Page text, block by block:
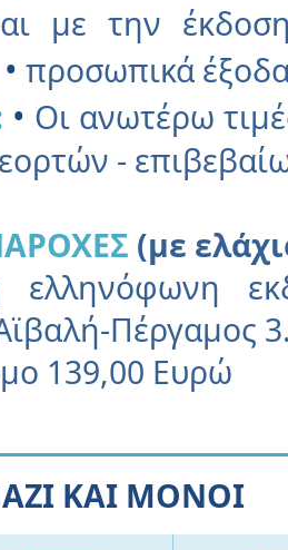
με την
• προσωπικά
• Οι ανωτέρω
-
(με
ελληνόφωνη
Πέργαμος
139,00 Ευρώ
KAI MONOI